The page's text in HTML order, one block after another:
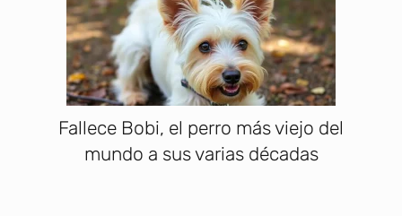
Fallece Bobi, el perro más viejo del
mundo a sus varias décadas